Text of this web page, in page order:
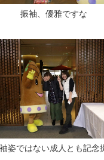
振袖、優雅ですな
姿ではない成人とも記念